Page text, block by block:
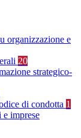
organizzazione e
20
strategico-
di condotta 1
imprese